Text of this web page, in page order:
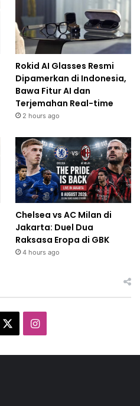
Rokid AI Glasses Resmi
Dipamerkan di Indonesia,
Bawa Fitur AI dan
Terjemahan Real-time
2 hours ago
Chelsea vs AC Milan di
Jakarta: Duel Dua
Raksasa Eropa di GBK
4 hours ago
I